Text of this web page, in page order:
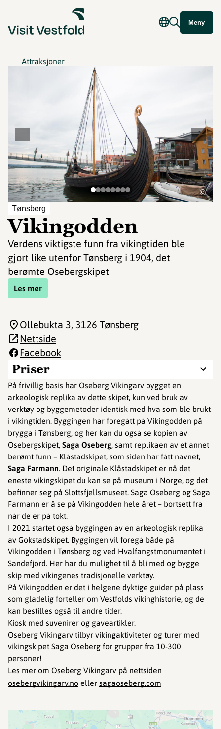
Meny
Attraksjoner
Tønsberg
Vikingodden
Verdens viktigste funn fra vikingtiden ble
gjort like utenfor Tønsberg i 1904, det
berømte Osebergskipet.
Les mer
©
Priser
På frivillig basis har Oseberg Vikingarv bygget en
arkeologisk replika av dette skipet, kun ved bruk av
verktøy og byggemetoder identisk med hva som ble brukt
i vikingtiden. Byggingen har foregått på Vikingodden på
brygga i Tønsberg, og her kan du også se kopien av
Osebergskipet, Saga Oseberg, samt replikaen av et annet
berømt funn – Klåstadskipet, som siden har fått navnet,
Saga Farmann. Det originale Klåstadskipet er nå det
eneste vikingskipet du kan se på museum i Norge, og det
befinner seg på Slottsfjellsmuseet. Saga Oseberg og Saga
Farmann er å se på Vikingodden hele året – bortsett fra
når de er på tokt.
I 2021 startet også byggingen av en arkeologisk replika
av Gokstadskipet. Byggingen vil foregå både på
Vikingodden i Tønsberg og ved Hvalfangstmonumentet i
Sandefjord. Her har du mulighet til å bli med og bygge
skip med vikingenes tradisjonelle verktøy.
På Vikingodden er det i helgene dyktige guider på plass
som gladelig forteller om Vestfolds vikinghistorie, og de
kan bestilles også til andre tider.
Kiosk med suvenirer og gaveartikler.
Oseberg Vikingarv tilbyr vikingaktiviteter og turer med
vikingskipet Saga Oseberg for grupper fra 10-300
personer!
Les mer om Oseberg Vikingarv på nettsiden
osebergvikingarv.no eller sagaoseberg.com
Ollebukta 3, 3126 Tønsberg
Nettside
Facebook